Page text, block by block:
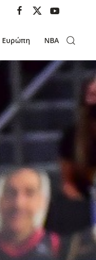
Ευρώπη NBA